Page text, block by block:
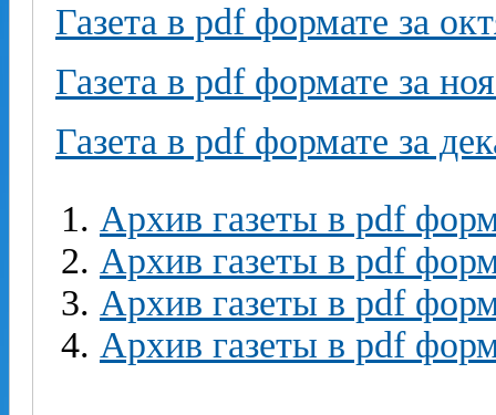
Газета в pdf формате за
Газета в pdf формате за
Газета в pdf формате за
Архив газеты в pdf
Архив газеты в pdf
Архив газеты в pdf
Архив газеты в pdf